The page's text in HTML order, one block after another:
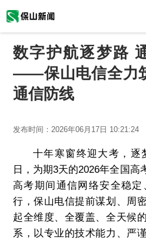
数字护航逐梦路
——保山电信全力
通信防线
发布时间： 2026年06月17日 10:21:24
十年寒窗终迎大考，逐
日，为期3天的2026年全国高
高考期间通信网络安全稳
行，保山电信提前谋划、周
起全维度、全覆盖、全天候
系，以专业的技术能力、严